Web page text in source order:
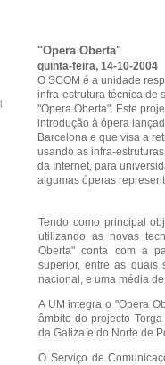
"Opera Oberta"
quinta-feira, 14-10-2004
O SCOM é a unidade
infra-estrutura técnica de
"Opera Oberta". Este
introdução à ópera
Barcelona e que visa a
usando as infra-
da Internet, para
algumas óperas
Tendo como principal
utilizando as novas
Oberta" conta com a
superior, entre as quais
nacional, e uma média
A UM integra o "Opera
âmbito do projecto
da Galiza e do Norte de
O Serviço de